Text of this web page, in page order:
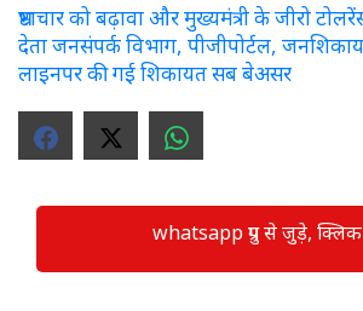
भ्रष्टाचार को बढ़ावा और मुख्यमंत्री के जीरो
देता जनसंपर्क विभाग, पीजीपोर्टल,
लाइनपर की गई शिकायत सब बेअसर
whatsapp ग्रुप से जुड़े,